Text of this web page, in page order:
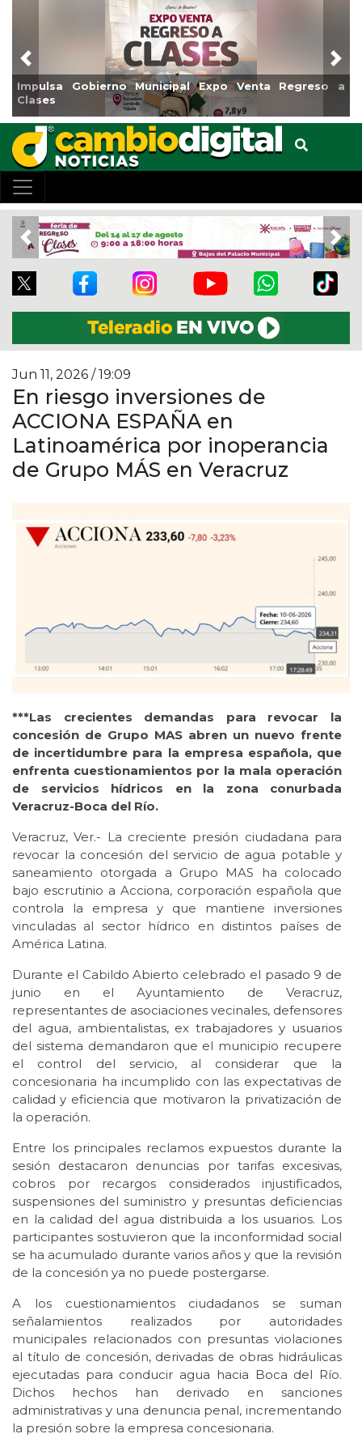
Gobierno Municipal Expo Venta Regreso a
Previous
Previous
Jun 11, 2026 / 19:09
En riesgo inversiones de
ACCIONA ESPAÑA en
Latinoamérica por inoperancia
de Grupo MÁS en Veracruz
***Las crecientes demandas para revocar la
concesión de Grupo MAS abren un nuevo frente
de incertidumbre para la empresa española, que
enfrenta cuestionamientos por la mala operación
de servicios hídricos en la zona conurbada
Veracruz-Boca del Río.
Veracruz, Ver.- La creciente presión ciudadana para
revocar la concesión del servicio de agua potable y
saneamiento otorgada a Grupo MAS ha colocado
bajo escrutinio a Acciona, corporación española que
controla la empresa y que mantiene inversiones
vinculadas al sector hídrico en distintos países de
América Latina.
Durante el Cabildo Abierto celebrado el pasado 9 de
junio en el Ayuntamiento de Veracruz,
representantes de asociaciones vecinales, defensores
del agua, ambientalistas, ex trabajadores y usuarios
del sistema demandaron que el municipio recupere
el control del servicio, al considerar que la
concesionaria ha incumplido con las expectativas de
calidad y eficiencia que motivaron la privatización de
la operación.
Entre los principales reclamos expuestos durante la
sesión destacaron denuncias por tarifas excesivas,
cobros por recargos considerados injustificados,
suspensiones del suministro y presuntas deficiencias
en la calidad del agua distribuida a los usuarios. Los
participantes sostuvieron que la inconformidad social
se ha acumulado durante varios años y que la revisión
de la concesión ya no puede postergarse.
A los cuestionamientos ciudadanos se suman
señalamientos realizados por autoridades
municipales relacionados con presuntas violaciones
al título de concesión, derivadas de obras hidráulicas
ejecutadas para conducir agua hacia Boca del Río.
Dichos hechos han derivado en sanciones
administrativas y una denuncia penal, incrementando
la presión sobre la empresa concesionaria.